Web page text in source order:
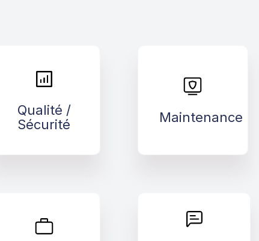
Qualité /
Sécurité
Qualité /
Sécurité
> Maintenance
Maintenance
>
Gestion
commerciale
Service Client